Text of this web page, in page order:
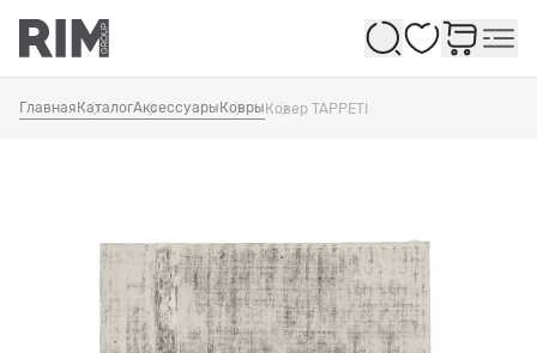
Избранное
Главная КаталогАксессуары КоврыКовер TAPPETI